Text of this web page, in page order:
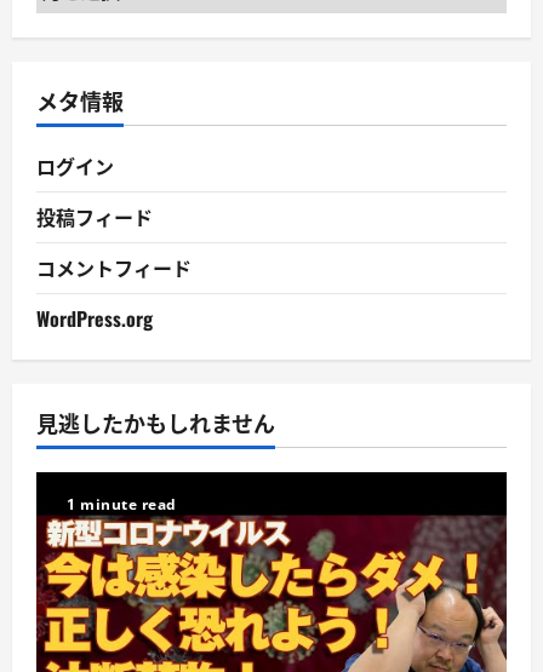
ー
ブ
メタ情報
ログイン
投稿フィード
コメントフィード
WordPress.org
見逃したかもしれません
1 minute read